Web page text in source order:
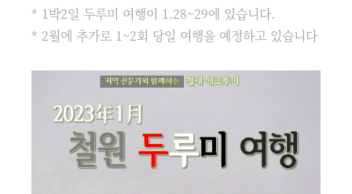
* 1박2일 두루미 여행이 1.28~29에 있습니다.
* 2월에 추가로 1~2회 당일 여행을 예정하고 있습니다